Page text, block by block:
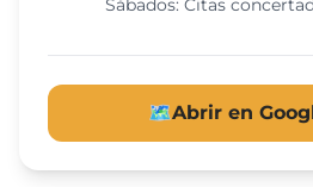
Sábados: Citas
🗺️Abrir en